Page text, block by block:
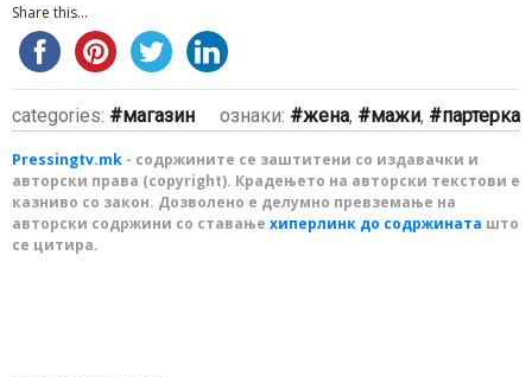
Share this...
categories: магазин ознаки: жена, мажи, партерка
Pressingtv.mk - содржините се заштитени со издавачки и
авторски права (copyright). Крадењето на авторски текстови е
казниво со закон. Дозволено е делумно превземање на
авторски содржини со ставање хиперлинк до содржината што
се цитира.